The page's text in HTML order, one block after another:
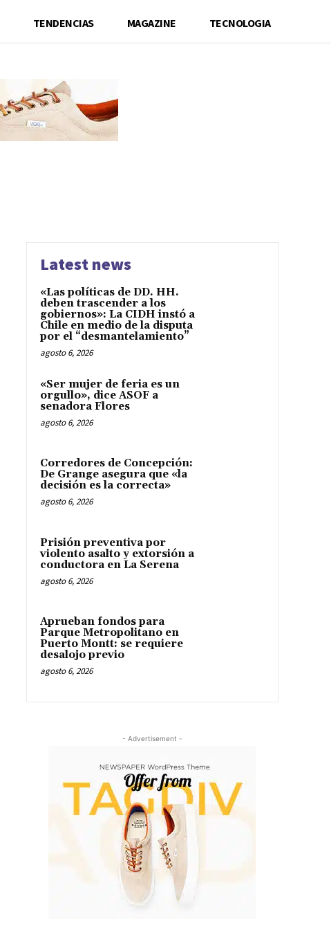
TENDENCIAS MAGAZINE TECNOLOGIA
Latest news
«Las políticas de DD. HH.
deben trascender a los
gobiernos»: La CIDH instó a
Chile en medio de la disputa
por el “desmantelamiento”
agosto 6, 2026
«Ser mujer de feria es un
orgullo», dice ASOF a
senadora Flores
agosto 6, 2026
Corredores de Concepción:
De Grange asegura que «la
decisión es la correcta»
agosto 6, 2026
Prisión preventiva por
violento asalto y extorsión a
conductora en La Serena
agosto 6, 2026
Aprueban fondos para
Parque Metropolitano en
Puerto Montt: se requiere
desalojo previo
agosto 6, 2026
- Advertisement -